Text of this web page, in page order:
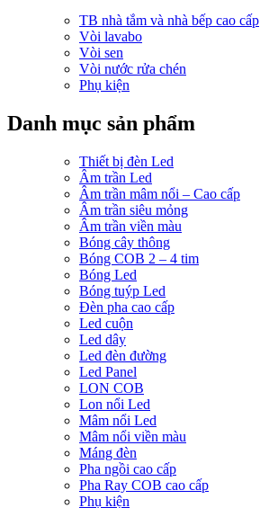
TB nhà tắm và nhà bếp cao cấp
Vòi lavabo
Vòi sen
Vòi nước rửa chén
Phụ kiện
Danh mục sản phẩm
Thiết bị đèn Led
Âm trần Led
Âm trần mâm nổi – Cao cấp
Âm trần siêu mỏng
Âm trần viền màu
Bóng cây thông
Bóng COB 2 – 4 tim
Bóng Led
Bóng tuýp Led
Đèn pha cao cấp
Led cuộn
Led dây
Led đèn đường
Led Panel
LON COB
Lon nổi Led
Mâm nổi Led
Mâm nổi viền màu
Máng đèn
Pha ngồi cao cấp
Pha Ray COB cao cấp
Phụ kiện